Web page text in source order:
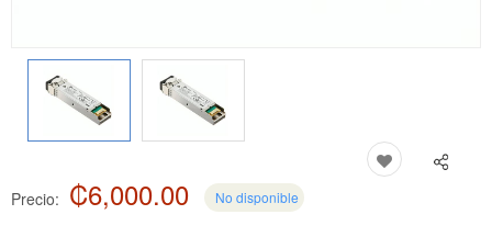
Precio: ₡6,000.00 No disponible